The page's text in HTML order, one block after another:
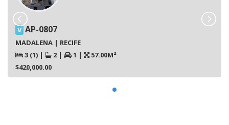
V AP-0807
MADALENA | RECIFE
3 (1) | 2 | 1 |
57.00M²
$420,000.00